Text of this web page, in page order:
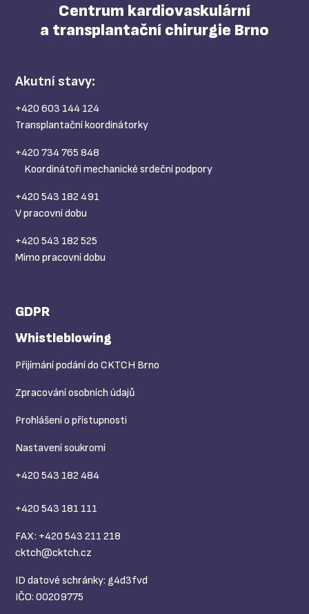
Centrum kardiovaskulární
a transplantační chirurgie Brno
Akutní stavy:
+420 603 144 124
Transplantační koordinátorky
+420 734 765 848
Koordinátoři mechanické srdeční podpory
+420 543 182 491
V pracovní dobu
+420 543 182 525
Mimo pracovní dobu
GDPR
Whistleblowing
Přijímání podání do CKTCH Brno
Zpracování osobních údajů
Prohlášení o přístupnosti
Nastavení soukromí
+420 543 182 484
+420 543 181 111
FAX: +420 543 211 218
cktch@cktch.cz
ID datové schránky: g4d3fvd
IČO: 00209775